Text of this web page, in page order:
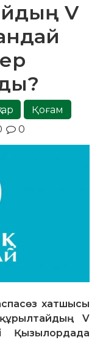
V
Қоғам
0
хатшысы
V
Қызылордада